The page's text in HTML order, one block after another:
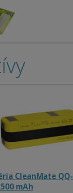
CleanMate
mAh